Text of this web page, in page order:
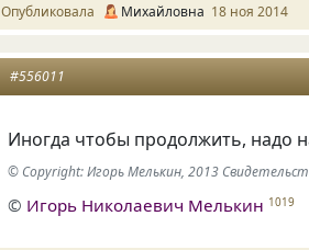
Опубликовала Михайловна 18 ноя 2014
#556011
Иногда чтобы продолжить, надо
© Copyright: Игорь Мелькин, 2013
© Игорь Николаевич Мелькин 1019